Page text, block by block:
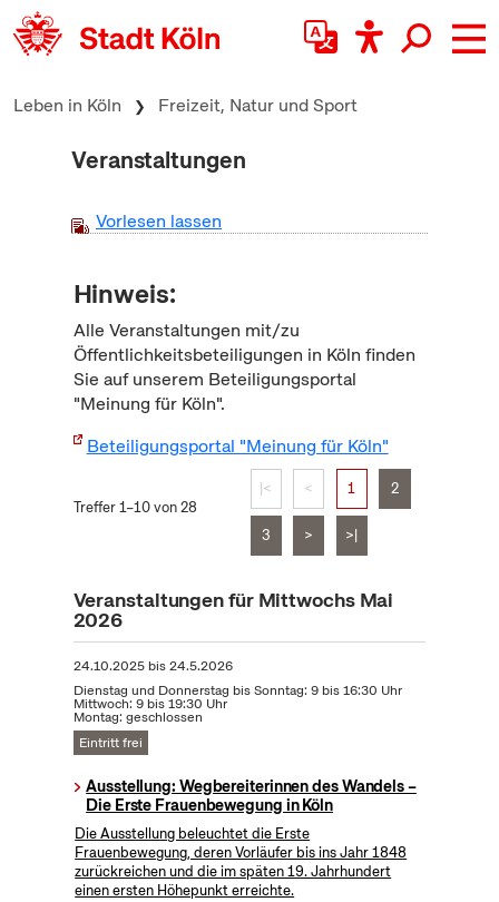
zum Inhalt springen
Leben in Köln Freizeit, Natur und Sport
Veranstaltungen
Vorlesen lassen
Hinweis:
Alle Veranstaltungen mit/zu
Öffentlichkeitsbeteiligungen in Köln finden
Sie auf unserem Beteiligungsportal
"Meinung für Köln".
Beteiligungsportal "Meinung für Köln"
Treffer 1–10 von 28
|< < 1 2
3 > >|
Veranstaltungen für Mittwochs Mai
2026
24.10.2025bis24.5.2026
Dienstag und Donnerstag bis Sonntag: 9 bis 16:30 Uhr
Mittwoch: 9 bis 19:30 Uhr
Montag: geschlossen
Eintritt frei
Ausstellung: Wegbereiterinnen des Wandels –
Die Erste Frauenbewegung in Köln
Die Ausstellung beleuchtet die Erste
Frauenbewegung, deren Vorläufer bis ins Jahr 1848
zurückreichen und die im späten 19. Jahrhundert
einen ersten Höhepunkt erreichte.